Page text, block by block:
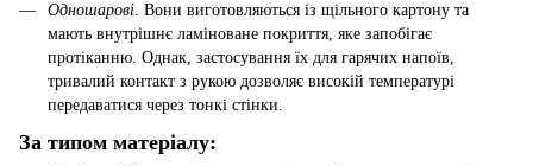
Одношарові. Вони виготовляються із щільного картону та
мають внутрішнє ламіноване покриття, яке запобігає
протіканню. Однак, застосування їх для гарячих напоїв,
тривалий контакт з рукою дозволяє високій температурі
передаватися через тонкі стінки.
За типом матеріалу: